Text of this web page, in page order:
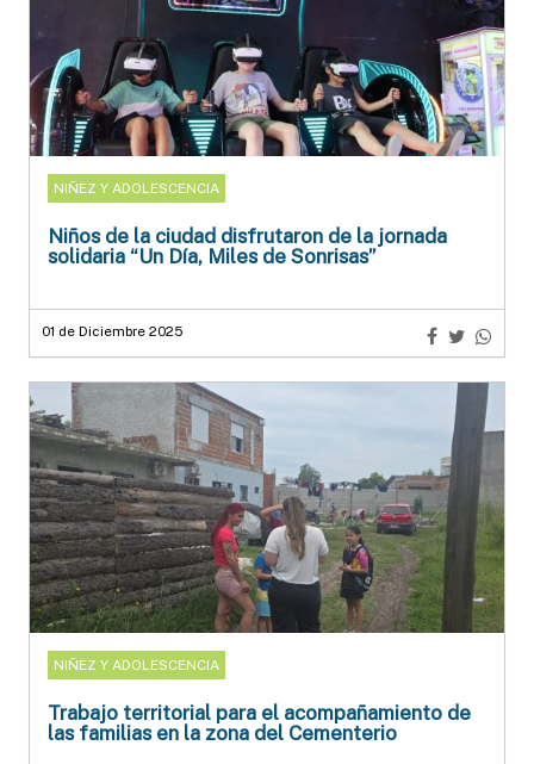
NIÑEZ Y ADOLESCENCIA
Niños de la ciudad disfrutaron de la jornada
solidaria “Un Día, Miles de Sonrisas”
01 de Diciembre 2025
NIÑEZ Y ADOLESCENCIA
Trabajo territorial para el acompañamiento de
las familias en la zona del Cementerio